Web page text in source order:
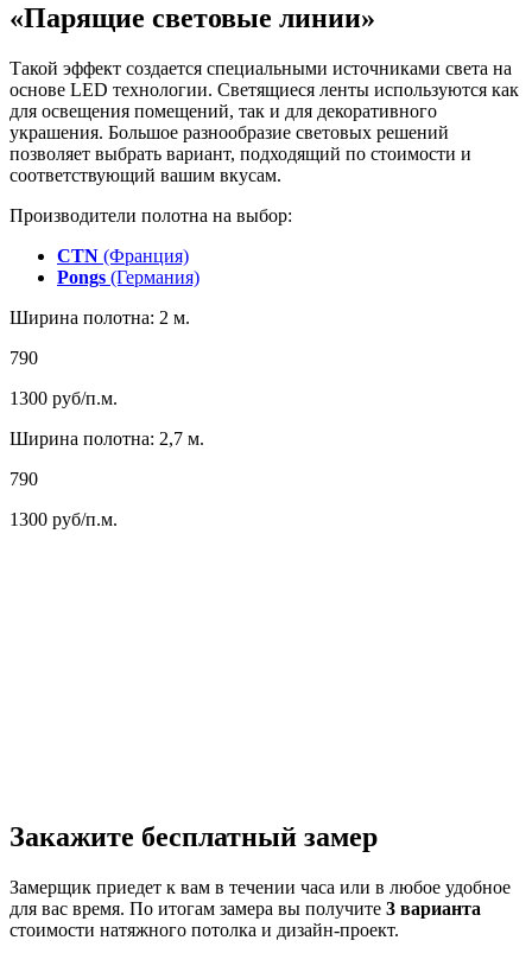
«Парящие световые линии»
Такой эффект создается специальными источниками света на
основе LED технологии. Светящиеся ленты используются как
для освещения помещений, так и для декоративного
украшения. Большое разнообразие световых решений
позволяет выбрать вариант, подходящий по стоимости и
соответствующий вашим вкусам.
Производители полотна на выбор:
CTN (Франция)
Pongs (Германия)
Ширина полотна: 2 м.
790
1300 руб/п.м.
Ширина полотна: 2,7 м.
790
1300 руб/п.м.
Закажите бесплатный замер
Замерщик приедет к вам в течении часа или в любое удобное
для вас время. По итогам замера вы получите 3 варианта
стоимости натяжного потолка и дизайн-проект.